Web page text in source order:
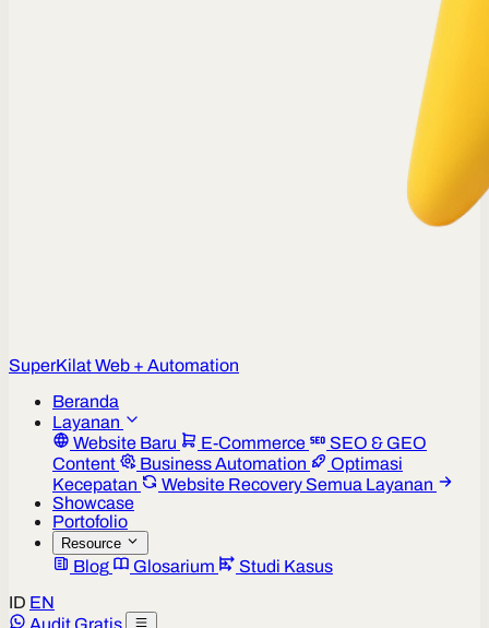
SuperKilatWeb + Automation
Beranda
Layanan
Website Baru
E-Commerce
SEO & GEO
Content
Business Automation
Optimasi
Kecepatan
Website Recovery Semua Layanan
Showcase
Portofolio
Resource
Blog Glosarium
Studi Kasus
ID EN
Audit Gratis